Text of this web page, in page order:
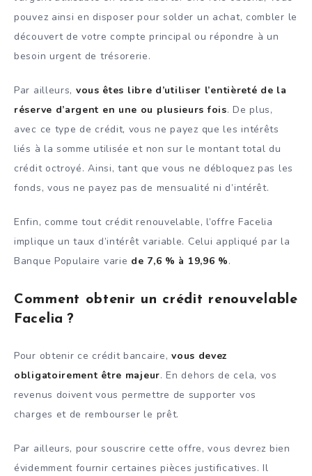
pouvez ainsi en disposer pour solder un achat, combler le
découvert de votre compte principal ou répondre à un
besoin urgent de trésorerie.
Par ailleurs, vous êtes libre d’utiliser l’entièreté de la
réserve d’argent en une ou plusieurs fois. De plus,
avec ce type de crédit, vous ne payez que les intérêts
liés à la somme utilisée et non sur le montant total du
crédit octroyé. Ainsi, tant que vous ne débloquez pas les
fonds, vous ne payez pas de mensualité ni d’intérêt.
Enfin, comme tout crédit renouvelable, l’offre Facelia
implique un taux d’intérêt variable. Celui appliqué par la
Banque Populaire varie de 7,6 % à 19,96 %.
Comment obtenir un crédit renouvelable
Facelia ?
Pour obtenir ce crédit bancaire,vous devez
obligatoirement être majeur. En dehors de cela, vos
revenus doivent vous permettre de supporter vos
charges et de rembourser le prêt.
Par ailleurs, pour souscrire cette offre, vous devrez bien
évidemment fournir certaines pièces justificatives. Il